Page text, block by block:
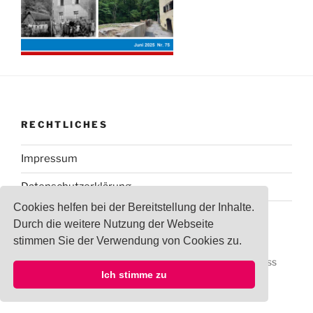
Cookies helfen bei der Bereitstellung der Inhalte.
Durch die weitere Nutzung der Webseite
stimmen Sie der Verwendung von Cookies zu.
Ich stimme zu
RECHTLICHES
Impressum
Datenschutzerklärung
Datenschutzerklärung Stolz präsentiert von WordPress